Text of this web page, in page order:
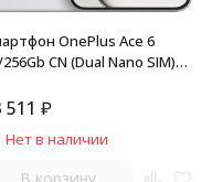
OnePlus Ace 6
CN (Dual Nano SIM)
511 ₽
Нет в наличии